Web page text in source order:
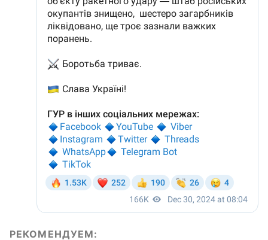
РЕКОМЕНДУЕМ: